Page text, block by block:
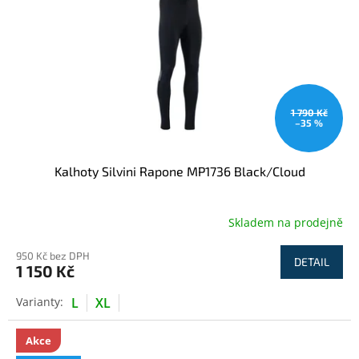
1 790 Kč
–35 %
Kalhoty Silvini Rapone MP1736 Black/Cloud
Skladem na prodejně
950 Kč bez DPH
1 150 Kč DETAIL
L XL
Akce